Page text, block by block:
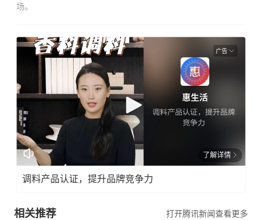
场。
广告
了解详情
调料产品认证，提升品牌竞争力
相关推荐 打开腾讯新闻查看更多